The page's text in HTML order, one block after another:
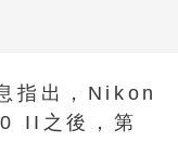
指出，Nikon
II之後，第